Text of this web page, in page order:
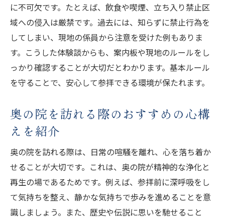
に不可欠です。たとえば、飲食や喫煙、立ち入り禁止区
域への侵入は厳禁です。過去には、知らずに禁止行為を
してしまい、現地の係員から注意を受けた例もありま
す。こうした体験談からも、案内板や現地のルールをし
っかり確認することが大切だとわかります。基本ルール
を守ることで、安心して参拝できる環境が保たれます。
奥の院を訪れる際のおすすめの心構
えを紹介
奥の院を訪れる際は、日常の喧騒を離れ、心を落ち着か
せることが大切です。これは、奥の院が精神的な浄化と
再生の場であるためです。例えば、参拝前に深呼吸をし
て気持ちを整え、静かな気持ちで歩みを進めることを意
識しましょう。また、歴史や伝説に思いを馳せること